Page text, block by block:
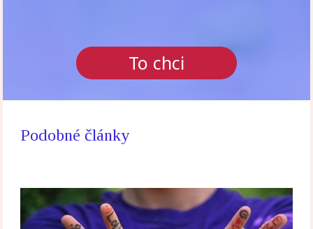
To chci
Podobné články